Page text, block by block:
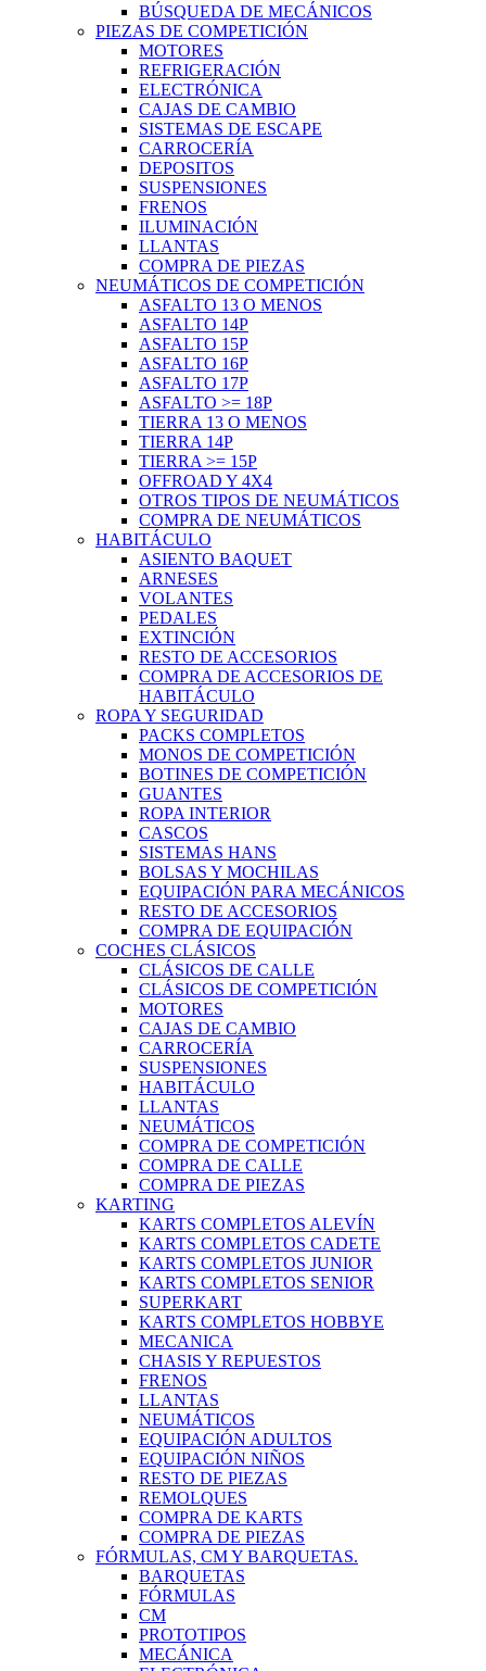
BÚSQUEDA DE MECÁNICOS
PIEZAS DE COMPETICIÓN
MOTORES
REFRIGERACIÓN
ELECTRÓNICA
CAJAS DE CAMBIO
SISTEMAS DE ESCAPE
CARROCERÍA
DEPOSITOS
SUSPENSIONES
FRENOS
ILUMINACIÓN
LLANTAS
COMPRA DE PIEZAS
NEUMÁTICOS DE COMPETICIÓN
ASFALTO 13 O MENOS
ASFALTO 14P
ASFALTO 15P
ASFALTO 16P
ASFALTO 17P
ASFALTO >= 18P
TIERRA 13 O MENOS
TIERRA 14P
TIERRA >= 15P
OFFROAD Y 4X4
OTROS TIPOS DE NEUMÁTICOS
COMPRA DE NEUMÁTICOS
HABITÁCULO
ASIENTO BAQUET
ARNESES
VOLANTES
PEDALES
EXTINCIÓN
RESTO DE ACCESORIOS
COMPRA DE ACCESORIOS DE
HABITÁCULO
ROPA Y SEGURIDAD
PACKS COMPLETOS
MONOS DE COMPETICIÓN
BOTINES DE COMPETICIÓN
GUANTES
ROPA INTERIOR
CASCOS
SISTEMAS HANS
BOLSAS Y MOCHILAS
EQUIPACIÓN PARA MECÁNICOS
RESTO DE ACCESORIOS
COMPRA DE EQUIPACIÓN
COCHES CLÁSICOS
CLÁSICOS DE CALLE
CLÁSICOS DE COMPETICIÓN
MOTORES
CAJAS DE CAMBIO
CARROCERÍA
SUSPENSIONES
HABITÁCULO
LLANTAS
NEUMÁTICOS
COMPRA DE COMPETICIÓN
COMPRA DE CALLE
COMPRA DE PIEZAS
KARTING
KARTS COMPLETOS ALEVÍN
KARTS COMPLETOS CADETE
KARTS COMPLETOS JUNIOR
KARTS COMPLETOS SENIOR
SUPERKART
KARTS COMPLETOS HOBBYE
MECANICA
CHASIS Y REPUESTOS
FRENOS
LLANTAS
NEUMÁTICOS
EQUIPACIÓN ADULTOS
EQUIPACIÓN NIÑOS
RESTO DE PIEZAS
REMOLQUES
COMPRA DE KARTS
COMPRA DE PIEZAS
FÓRMULAS, CM Y BARQUETAS.
BARQUETAS
FÓRMULAS
CM
PROTOTIPOS
MECÁNICA